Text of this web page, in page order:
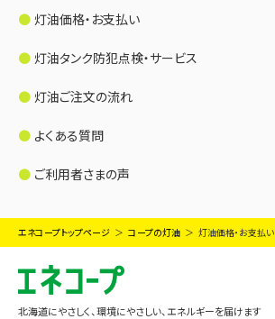
灯油価格・お支払い
灯油タンク防犯点検・サービス
灯油ご注文の流れ
よくある質問
ご利用者さまの声
エネコープトップページ コープの灯油 灯油価格・お支払い
北海道にやさしく、環境にやさしい、エネルギーを届けます